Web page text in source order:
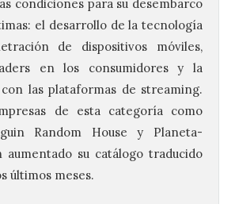
condiciones para su desembarco
el desarrollo de la tecnología
de dispositivos móviles,
en los consumidores y la
las plataformas de streaming.
de esta categoría como
Random House y Planeta-
aumentado su catálogo traducido
últimos meses.